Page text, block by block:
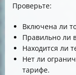
Проверьте:
Включена ли
Правильно ли
Находится ли
Нет ли
тарифе.